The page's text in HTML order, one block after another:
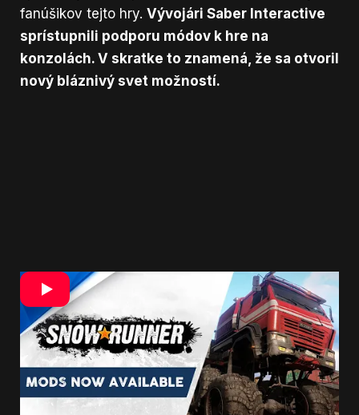
fanúšikov tejto hry. Vývojári Saber Interactive
sprístupnili podporu módov k hre na
konzolách. V skratke to znamená, že sa otvoril
nový bláznivý svet možností.
Ako môžete vidieť v traileri,
SnowRunner
ponúkne prístup k všetkým druhom skvelých
a bláznivých režimov, ktoré hre prinesú nový
život.Všetko bude možné zobraziť
prostredníctvom prehliadača v hre. Takže si
môžete vybrať požadované módy.
- Reklama -